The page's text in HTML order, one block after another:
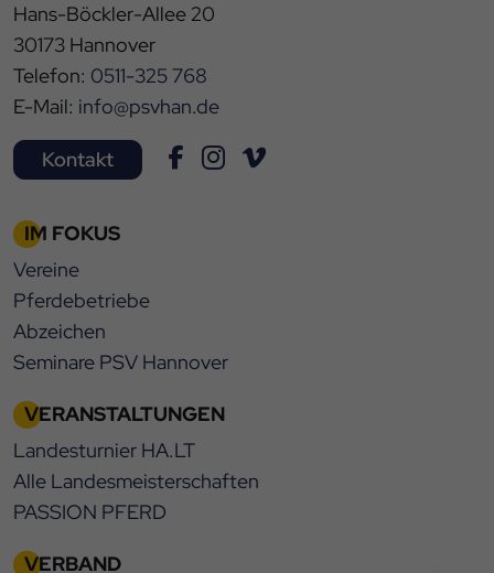
Hans-Böckler-Allee 20
30173 Hannover
Telefon: 0511-325 768
E-Mail: info@psvhan.de
Kontakt
IM FOKUS
Vereine
Pferdebetriebe
Abzeichen
Seminare PSV Hannover
VERANSTALTUNGEN
Landesturnier HA.LT
Alle Landesmeisterschaften
PASSION PFERD
VERBAND